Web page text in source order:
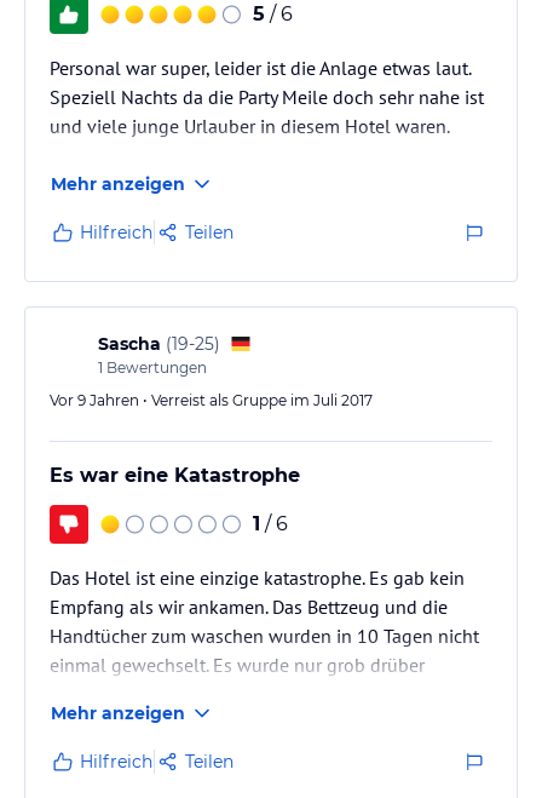
5 / 6
Personal war super, leider ist die Anlage etwas laut.
Speziell Nachts da die Party Meile doch sehr nahe ist
und viele junge Urlauber in diesem Hotel waren.
Mehr anzeigen
Hilfreich Teilen
Sascha (19-25)
1 Bewertungen
Vor 9 Jahren • Verreist als Gruppe im Juli 2017
Es war eine Katastrophe
1 / 6
Das Hotel ist eine einzige katastrophe. Es gab kein
Empfang als wir ankamen. Das Bettzeug und die
Handtücher zum waschen wurden in 10 Tagen nicht
einmal gewechselt. Es wurde nur grob drüber
das Geld aus der Tasche zu ziehen wie z.B für die
Klimaanlage Geld zu verlangen. Bis tief in die Nacht
lief noch laute Musik vom Hotel.
Mehr anzeigen
Hilfreich Teilen